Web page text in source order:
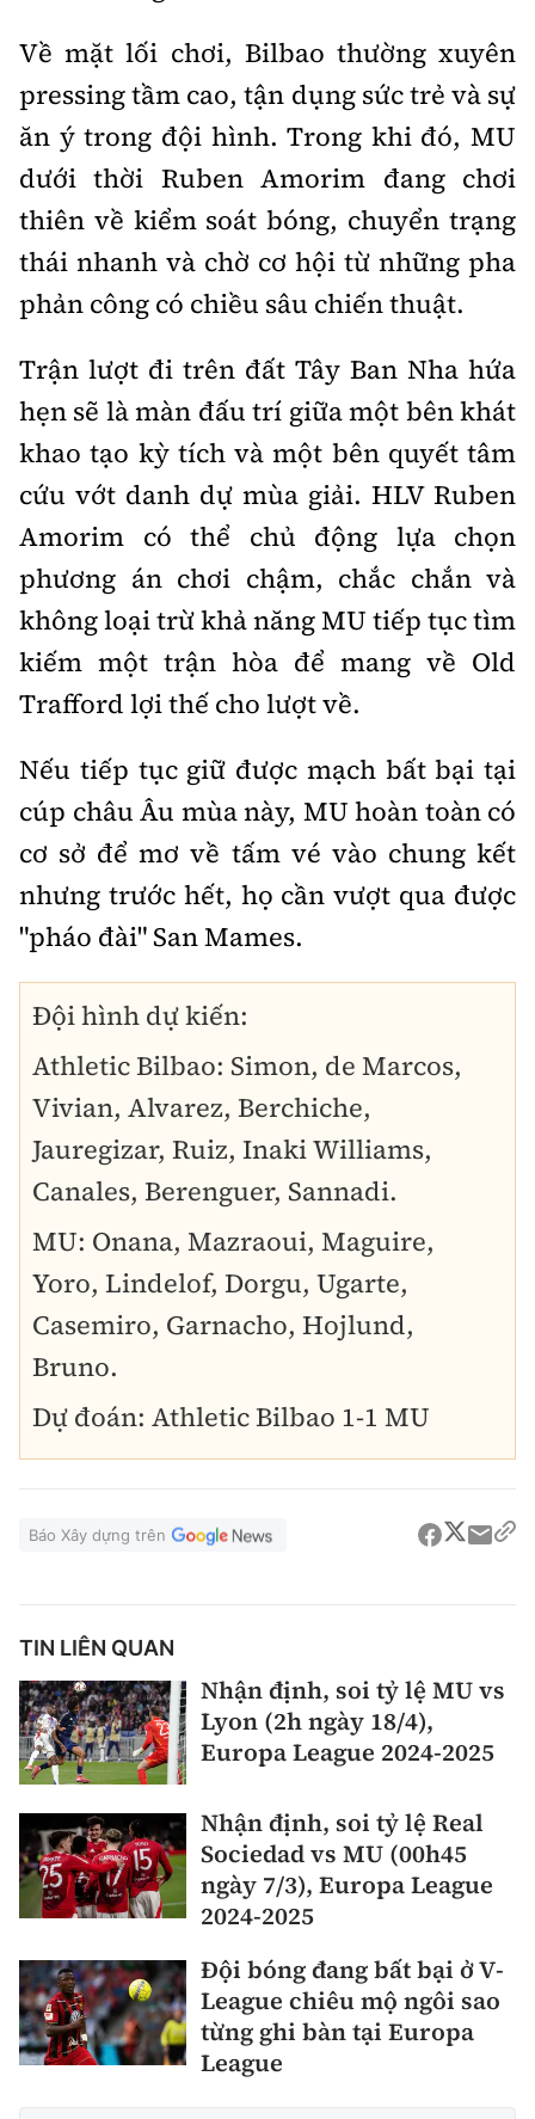
Về mặt lối chơi, Bilbao thường xuyên
pressing tầm cao, tận dụng sức trẻ và sự
ăn ý trong đội hình. Trong khi đó, MU
dưới thời Ruben Amorim đang chơi
thiên về kiểm soát bóng, chuyển trạng
thái nhanh và chờ cơ hội từ những pha
phản công có chiều sâu chiến thuật.
Trận lượt đi trên đất Tây Ban Nha hứa
hẹn sẽ là màn đấu trí giữa một bên khát
khao tạo kỳ tích và một bên quyết tâm
cứu vớt danh dự mùa giải. HLV Ruben
Amorim có thể chủ động lựa chọn
phương án chơi chậm, chắc chắn và
không loại trừ khả năng MU tiếp tục tìm
kiếm một trận hòa để mang về Old
Trafford lợi thế cho lượt về.
Nếu tiếp tục giữ được mạch bất bại tại
cúp châu Âu mùa này, MU hoàn toàn có
cơ sở để mơ về tấm vé vào chung kết
nhưng trước hết, họ cần vượt qua được
"pháo đài" San Mames.
Đội hình dự kiến:
Athletic Bilbao: Simon, de Marcos,
Vivian, Alvarez, Berchiche,
Jauregizar, Ruiz, Inaki Williams,
Canales, Berenguer, Sannadi.
MU: Onana, Mazraoui, Maguire,
Yoro, Lindelof, Dorgu, Ugarte,
Casemiro, Garnacho, Hojlund,
Bruno.
Dự đoán: Athletic Bilbao 1-1 MU
Báo Xây dựng trên
TIN LIÊN QUAN
Nhận định, soi tỷ lệ MU vs
Lyon (2h ngày 18/4),
Europa League 2024-2025
Nhận định, soi tỷ lệ Real
Sociedad vs MU (00h45
ngày 7/3), Europa League
2024-2025
Đội bóng đang bất bại ở V-
League chiêu mộ ngôi sao
từng ghi bàn tại Europa
League